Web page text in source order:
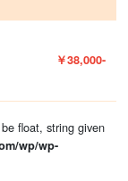
￥38,000-
float, string given
wp/wp-